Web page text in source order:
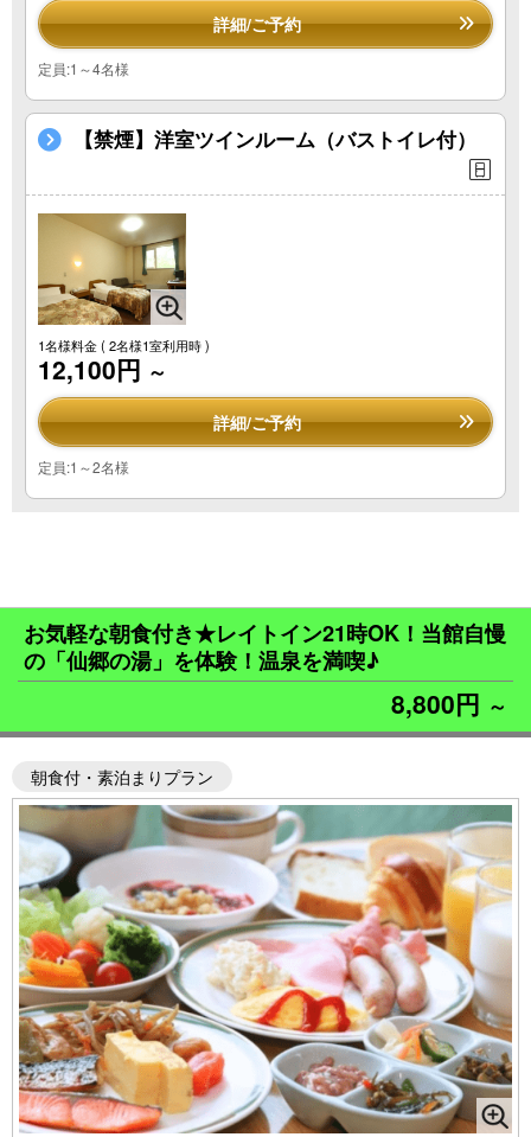
詳細/ご予約
定員:1～4名様
【禁煙】洋室ツインルーム（バストイレ付）
1名様料金( 2名様1室利用時 )
12,100円 ～
詳細/ご予約
定員:1～2名様
お気軽な朝食付き★レイトイン21時OK！当館自慢
の「仙郷の湯」を体験！温泉を満喫♪
8,800円 ～
朝食付・素泊まりプラン